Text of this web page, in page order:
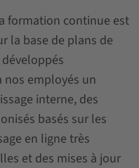
formation continue est
la base de plans de
employés un
interne, des
basés sur les
en ligne très
et des mises à jour